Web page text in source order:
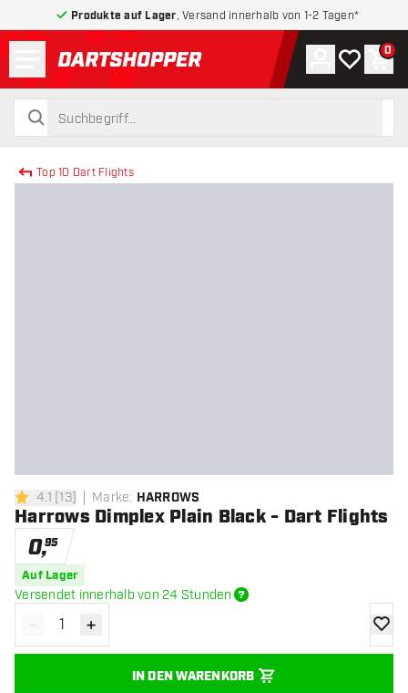
Produkte auf Lager , Versand innerhalb von 1-2 Tagen*
zurück zur Startseite
suchen
suchen
Konto
Meine 0
Top 10 Dart Flights
4.1 Bewertungssterne
4.1 [13] Marke: HARROWS
Harrows Dimplex Plain Black - Dart Flights
0,95
Auf Lager
Versendet innerhalb von 24 Stunden
Menge verringern
- Menge erhöhen
+
IN DEN WARENKORB
Zur